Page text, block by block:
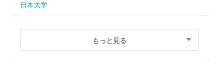
日本大学
関西大学
もっと見る